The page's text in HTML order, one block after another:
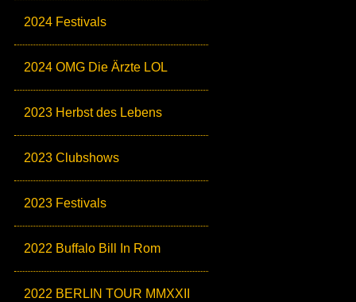
2024 Festivals
2024 OMG Die Ärzte LOL
2023 Herbst des Lebens
2023 Clubshows
2023 Festivals
2022 Buffalo Bill In Rom
2022 BERLIN TOUR MMXXII